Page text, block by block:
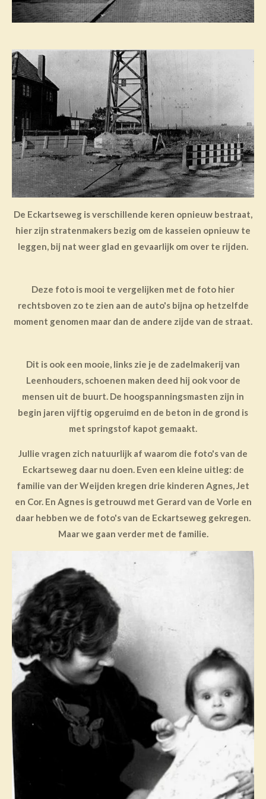
De Eckartseweg is verschillende keren opnieuw bestraat,
hier zijn stratenmakers bezig om de kasseien opnieuw te
leggen, bij nat weer glad en gevaarlijk om over te rijden.
Deze foto is mooi te vergelijken met de foto hier
rechtsboven zo te zien aan de auto's bijna op hetzelfde
moment genomen maar dan de andere zijde van de straat.
Dit is ook een mooie, links zie je de zadelmakerij van
Leenhouders, schoenen maken deed hij ook voor de
mensen uit de buurt. De hoogspanningsmasten zijn in
begin jaren vijftig opgeruimd en de beton in de grond is
met springstof kapot gemaakt.
Jullie vragen zich natuurlijk af waarom die foto's van de
Eckartseweg daar nu doen. Even een kleine uitleg: de
familie van der Weijden kregen drie kinderen Agnes, Jet
en Cor. En Agnes is getrouwd met Gerard van de Vorle en
daar hebben we de foto's van de Eckartseweg gekregen.
Maar we gaan verder met de familie.